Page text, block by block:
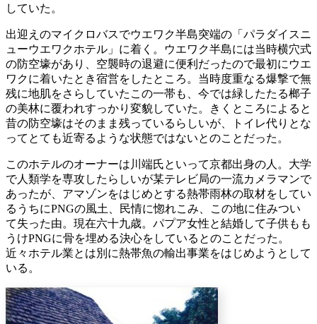
していた。
出迎えのマイクロバスでウエワク半島突端の「パラダイスニ
ューウエワクホテル」に着く。ウエワク半島には当時横穴式
の防空壕があり、空襲時の退避に便利だったので最初にウエ
ワクに着いたとき宿営をしたところ。当時度重なる爆撃で無
残に地肌をさらしていたこの一帯も、今では緑したたる榔子
の美林に覆われすっかり変貌していた。きくところによると
昔の防空壕はそのまま残っているらしいが、トイレ代りとな
ってとても近寄るような状態ではないとのことだった。
このホテルのオーナーは川端氏といって京都出身の人。大学
で人類学を専攻したらしいが某テレビ局の一流カメラマンで
あったが、アマゾンをはじめとする熱帯雨林の取材をしてい
るうちにPNGの風土、民情に惚れこみ、この地に住みつい
て失った由。現在六十九歳。パプア女性と結婚して子供もも
うけPNGに骨を埋める決心をしているとのことだった。
近々ホテル業とは別に熱帯魚の輸出事業をはじめようとして
いる。